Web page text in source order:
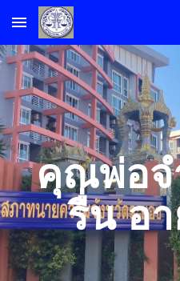
Skip to main content
คุณพ่อจ
รื่น อ